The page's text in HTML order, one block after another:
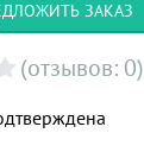
ЗАКАЗ
(отзывов: 0)